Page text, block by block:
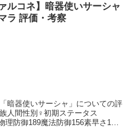
ルコネ】暗器使いサーシャ
ラ 評価・考察
暗器使いサーシャ」についての評
人間性別♀初期ステータス
理防御189魔法防御156素早さ154